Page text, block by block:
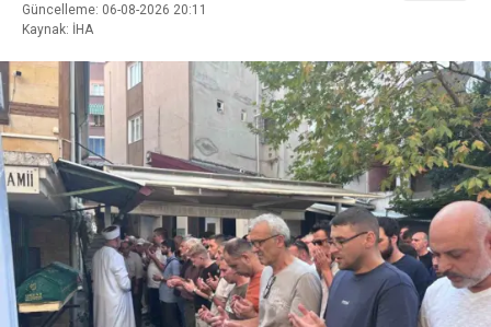
Güncelleme: 06-08-2026 20:11
Kaynak: İHA